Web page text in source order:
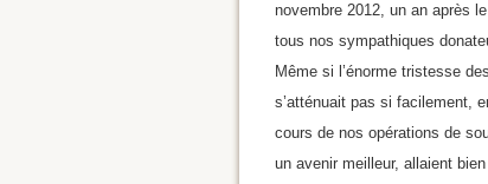
novembre 2012, un an après
tous nos sympathiques
Même si l’énorme tristesse
s’atténuait pas si facilement,
cours de nos opérations de
un avenir meilleur, allaient